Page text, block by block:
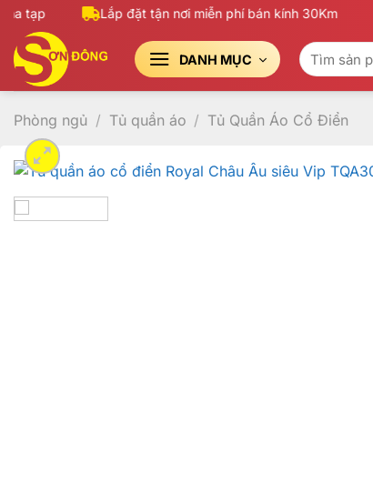
Bỏ
nội
dung
tạp Lắp đặt tận nơi miễn phí bán kính 30Km
DANH MỤC
Tìm
kiếm:
Phòng ngủ / Tủ quần áo / Tủ Quần Áo Cổ Điển